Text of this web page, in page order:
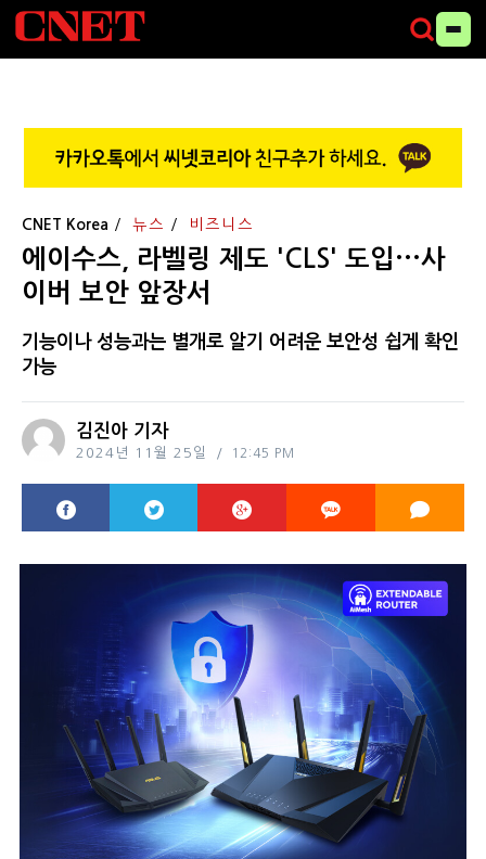
CNET Korea 뉴스 비즈니스
에이수스, 라벨링 제도 'CLS' 도입···사
이버 보안 앞장서
기능이나 성능과는 별개로 알기 어려운 보안성 쉽게 확인
가능
김진아 기자
2024년 11월 25일 12:45 PM